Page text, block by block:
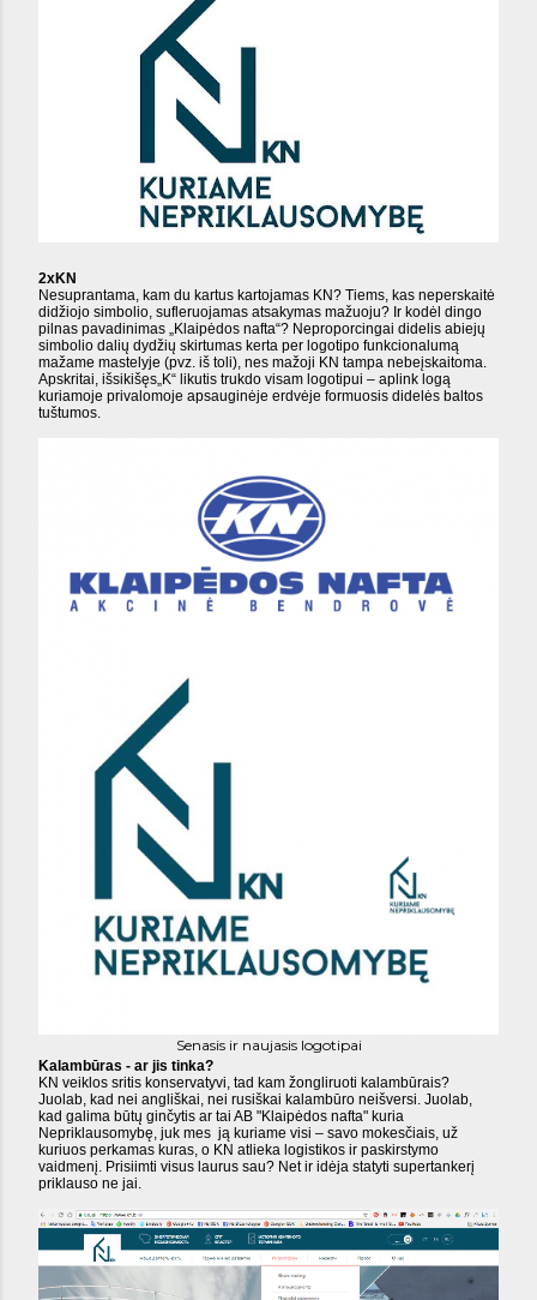
2xKN
Nesuprantama, kam du kartus kartojamas KN? Tiems, kas neperskaitė
didžiojo simbolio, sufleruojamas atsakymas mažuoju? Ir kodėl dingo
pilnas pavadinimas „Klaipėdos nafta“? Neproporcingai didelis abiejų
simbolio dalių dydžių skirtumas kerta per logotipo funkcionalumą
mažame mastelyje (pvz. iš toli), nes mažoji KN tampa nebeįskaitoma.
Apskritai, išsikišęs„K“ likutis trukdo visam logotipui – aplink logą
kuriamoje privalomoje apsauginėje erdvėje formuosis didelės baltos
tuštumos.
Senasis ir naujasis logotipai
Kalambūras - ar jis tinka?
KN veiklos sritis konservatyvi, tad kam žongliruoti kalambūrais?
Juolab, kad nei angliškai, nei rusiškai kalambūro neišversi. Juolab,
kad galima būtų ginčytis ar tai AB "Klaipėdos nafta" kuria
Nepriklausomybę, juk mes ją kuriame visi – savo mokesčiais, už
kuriuos perkamas kuras, o KN atlieka logistikos ir paskirstymo
vaidmenį. Prisiimti visus laurus sau? Net ir idėja statyti supertankerį
priklauso ne jai.